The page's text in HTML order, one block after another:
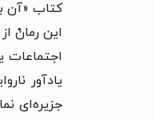
اجتماعات
یادآور
جزیره‌ای